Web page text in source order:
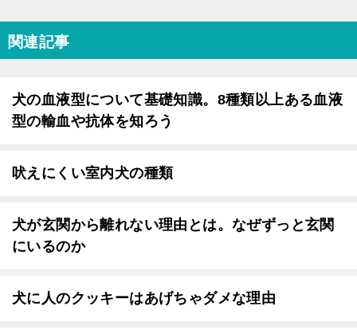
関連記事
犬の血液型について基礎知識。8種類以上ある血液
型の輸血や抗体を知ろう
吠えにくい室内犬の種類
犬が玄関から離れない理由とは。なぜずっと玄関
にいるのか
犬に人のクッキーはあげちゃダメな理由